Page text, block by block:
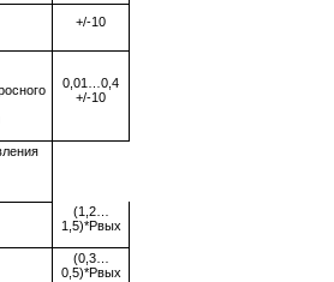
+/-10
0,01…0,4
+/-10
(1,2…
1,5)*Рвых
(0,3…
0,5)*Рвых